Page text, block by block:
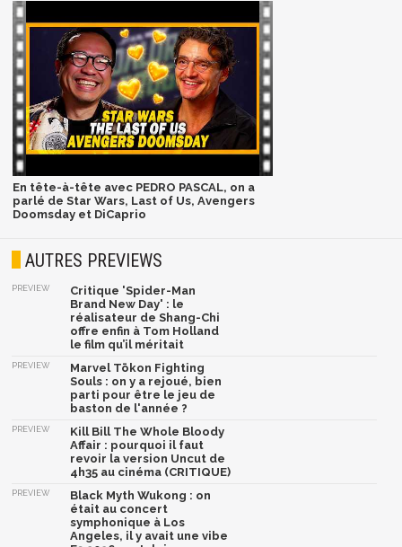
En tête-à-tête avec PEDRO PASCAL, on a
parlé de Star Wars, Last of Us, Avengers
Doomsday et DiCaprio
AUTRES PREVIEWS
PREVIEW
Critique 'Spider-Man
Brand New Day' : le
réalisateur de Shang-Chi
offre enfin à Tom Holland
le film qu’il méritait
PREVIEW
Marvel Tōkon Fighting
Souls : on y a rejoué, bien
parti pour être le jeu de
baston de l'année ?
PREVIEW
Kill Bill The Whole Bloody
Affair : pourquoi il faut
revoir la version Uncut de
4h35 au cinéma (CRITIQUE)
PREVIEW
Black Myth Wukong : on
était au concert
symphonique à Los
Angeles, il y avait une vibe